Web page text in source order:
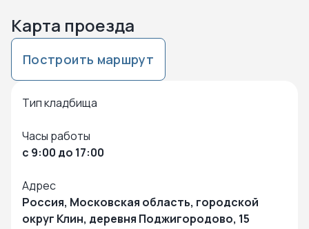
Карта проезда
Построить маршрут
Тип кладбища
Часы работы
с 9:00 до 17:00
Адрес
Россия, Московская область, городской
округ Клин, деревня Поджигородово, 15
Нажмите чтобы посмотреть карту
Чтобы закрыть карту – кликните в любую точку на карте